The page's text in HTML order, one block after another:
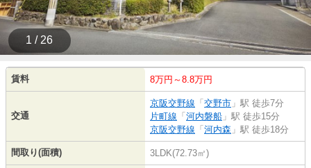
1 / 26
賃料 8万円～8.8万円
交通
京阪交野線 「 交野市 」駅 徒歩7分
片町線 「 河内磐船 」駅 徒歩15分
京阪交野線 「 河内森 」駅 徒歩18分
間取り(面積) 3LDK(72.73㎡)